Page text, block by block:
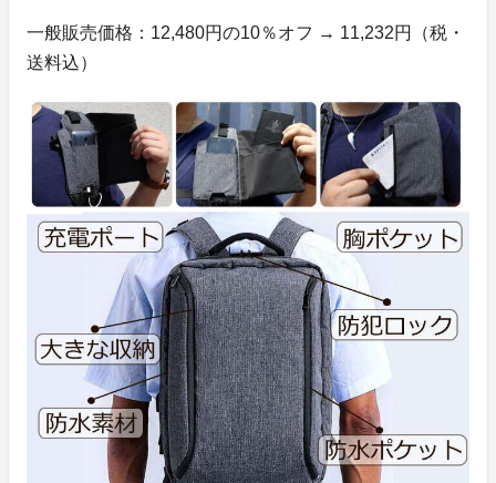
一般販売価格：12,480円の10％オフ → 11,232円（税・
送料込）